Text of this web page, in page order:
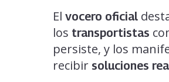
El vocero oficial
los transportistas
persiste, y los
recibir soluciones